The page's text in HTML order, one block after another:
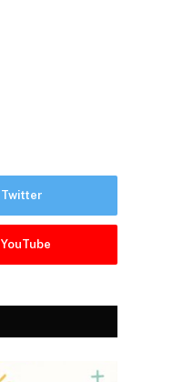
Twitter
YouTube